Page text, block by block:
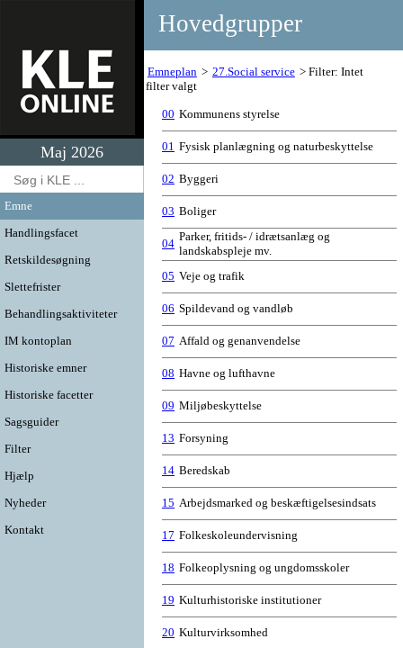
Maj 2026
Emne
Handlingsfacet
Retskildesøgning
Slettefrister
Behandlingsaktiviteter
IM kontoplan
Historiske emner
Historiske facetter
Sagsguider
Filter
Hjælp
Nyheder
Kontakt
Hovedgrupper
Emneplan 27.Social service
Filter: Intet
filter valgt
00 Kommunens styrelse
01 Fysisk planlægning og naturbeskyttelse
02 Byggeri
03 Boliger
04
Parker, fritids- / idrætsanlæg og
landskabspleje mv.
05 Veje og trafik
06 Spildevand og vandløb
07 Affald og genanvendelse
08 Havne og lufthavne
09 Miljøbeskyttelse
13 Forsyning
14 Beredskab
15 Arbejdsmarked og beskæftigelsesindsats
17 Folkeskoleundervisning
18 Folkeoplysning og ungdomsskoler
19 Kulturhistoriske institutioner
20 Kulturvirksomhed